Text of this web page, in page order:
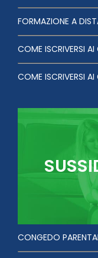
FORMAZIONE A
COME ISCRIVERSI
COME ISCRIVERSI
CONGEDO